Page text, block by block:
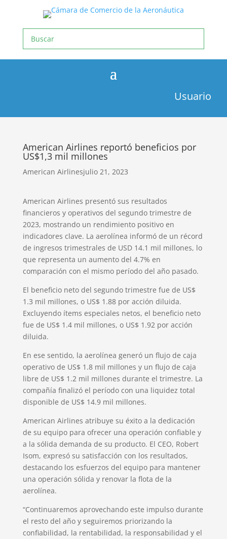
Usuario
American Airlines reportó beneficios por
US$1,3 mil millones
American Airlinesjulio 21, 2023
American Airlines presentó sus resultados
financieros y operativos del segundo trimestre de
2023, mostrando un rendimiento positivo en
indicadores clave. La aerolínea informó de un récord
de ingresos trimestrales de USD 14.1 mil millones, lo
que representa un aumento del 4.7% en
comparación con el mismo período del año pasado.
El beneficio neto del segundo trimestre fue de US$
1.3 mil millones, o US$ 1.88 por acción diluida.
Excluyendo ítems especiales netos, el beneficio neto
fue de US$ 1.4 mil millones, o US$ 1.92 por acción
diluida.
En ese sentido, la aerolínea generó un flujo de caja
operativo de US$ 1.8 mil millones y un flujo de caja
libre de US$ 1.2 mil millones durante el trimestre. La
compañía finalizó el período con una liquidez total
disponible de US$ 14.9 mil millones.
American Airlines atribuye su éxito a la dedicación
de su equipo para ofrecer una operación confiable y
a la sólida demanda de su producto. El CEO, Robert
Isom, expresó su satisfacción con los resultados,
destacando los esfuerzos del equipo para mantener
una operación sólida y renovar la flota de la
aerolínea.
“Continuaremos aprovechando este impulso durante
el resto del año y seguiremos priorizando la
confiabilidad, la rentabilidad, la responsabilidad y el